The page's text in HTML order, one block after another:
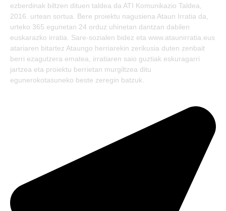
ezberdinak biltzen dituen taldea da ATI Komunikazio Taldea,
2016. urtean sortua. Bere proiektu nagusiena Ataun Irratia da,
urteko 365 egunetan 24 orduz uhinetan dantzan dabilen
euskarazko irratia. Sare-sozialen bidez eta www.ataunirratia.eus
atariaren bitartez Ataungo herriarekin zerikusia duten zenbait
berri ezagutzera ematea, irratiaren saio guztiak eskuragarri
jartzea eta proiektu berrietan murgiltzea ditu
egunerokotasuneko beste zeregin batzuk.